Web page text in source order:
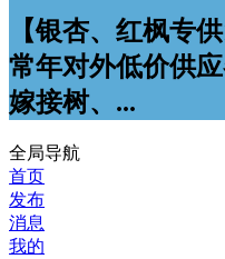
【银杏、红枫专
常年对外低价供
嫁接树、...
全局导航
首页
发布
消息
我的